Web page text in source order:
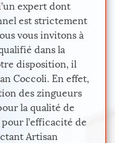
expert dont
est strictement
vous invitons à
dans la
disposition, il
Coccoli. En effet,
des zingueurs
la qualité de
l’efficacité de
Artisan